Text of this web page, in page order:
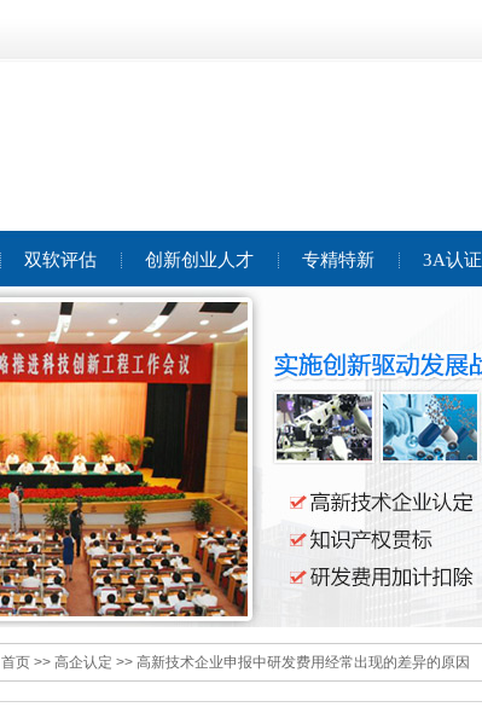
双软评估 创新创业人才 专精特新 3A认证
首页 >> 高企认定 >> 高新技术企业申报中研发费用经常出现的差异的原因